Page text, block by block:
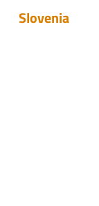
Slovenia